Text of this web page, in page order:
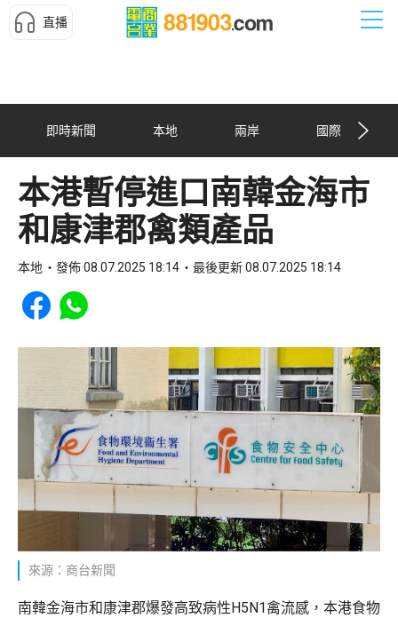
直播
即時新聞 本地 兩岸 國際
本港暫停進口南韓金海市
和康津郡禽類產品
本地 發佈 08.07.2025 18:14 最後更新 08.07.2025 18:14
Share to Facebook
Share to WhatsApp
來源：商台新聞
南韓金海市和康津郡爆發高致病性H5N1禽流感，本港食物